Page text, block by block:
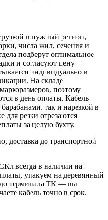
в нужный регион,
числа жил, сечения и
подберут оптимальное
и согласуют цену —
индивидуально в
На складе
поэтому
в день оплаты. Кабель
так и нарезкой в
для резки отрезаются
за целую бухту.
доставка до транспортной
всегда в наличии на
упакуем на деревянный
до терминала ТК — вы
кабель точно в срок.